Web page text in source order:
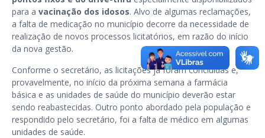
para a vacinação dos idosos. Alvo de algumas reclamações,
a falta de medicação no município decorre da necessidade de
realização de novos processos licitatórios, em razão do início
da nova gestão.
Conforme o secretário, as licitações já foram concluídas e,
provavelmente, no início da próxima semana a farmácia
básica e as unidades de saúde do município deverão estar
sendo reabastecidas. Outro ponto abordado pela população e
respondido pelo secretário, foi a falta de médico em algumas
unidades de saúde.